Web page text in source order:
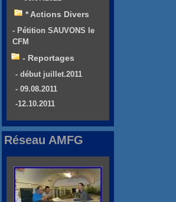
* Actions Divers
- Pétition SAUVONS le
CFM
- Reportages
- début juillet.2011
- 09.08.2011
-12.10.2011
Réseau AMFG